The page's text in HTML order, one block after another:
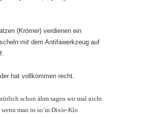
(Krömer) verdienen ein
mit dem Antifawerkzeug auf
hat vollkommen recht.
schon ähm sagen wir mal nicht
wenn man in so’m Dixie-Klo